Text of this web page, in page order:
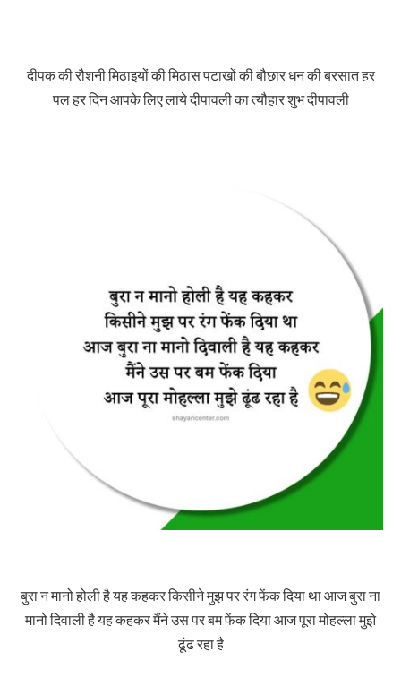
दीपक की रौशनी मिठाइयों की मिठास पटाखों की बौछार धन की बरसात हर
पल हर दिन आपके लिए लाये दीपावली का त्यौहार शुभ दीपावली
बुरा न मानो होली है यह कहकर किसीने मुझ पर रंग फेंक दिया था आज बुरा ना
मानो दिवाली है यह कहकर मैंने उस पर बम फेंक दिया आज पूरा मोहल्ला मुझे
ढूंढ रहा है